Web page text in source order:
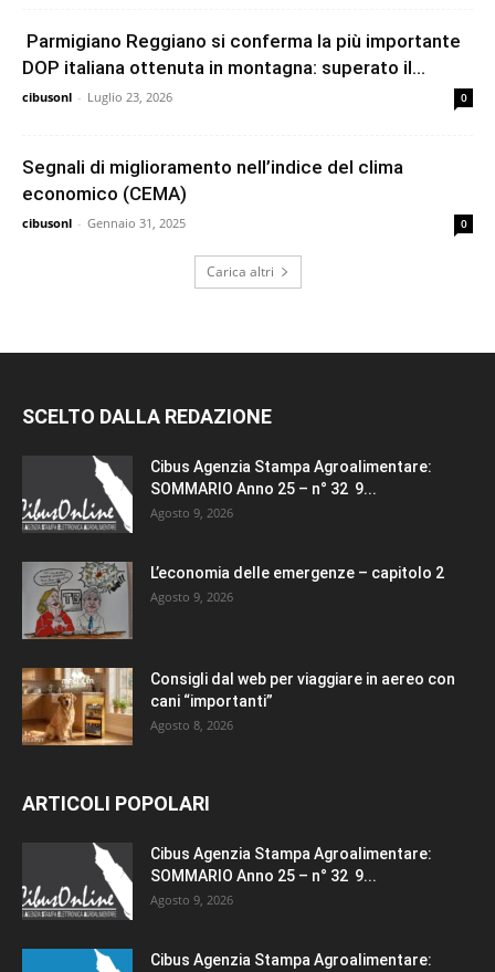
Parmigiano Reggiano si conferma la più importante
DOP italiana ottenuta in montagna: superato il...
cibusonl - Luglio 23, 2026 0
Segnali di miglioramento nell’indice del clima
economico (CEMA)
cibusonl - Gennaio 31, 2025 0
Carica altri
SCELTO DALLA REDAZIONE
Cibus Agenzia Stampa Agroalimentare:
SOMMARIO Anno 25 – n° 32 9...
Agosto 9, 2026
L’economia delle emergenze – capitolo 2
Agosto 9, 2026
Consigli dal web per viaggiare in aereo con
cani “importanti”
Agosto 8, 2026
ARTICOLI POPOLARI
Cibus Agenzia Stampa Agroalimentare:
SOMMARIO Anno 25 – n° 32 9...
Agosto 9, 2026
Cibus Agenzia Stampa Agroalimentare: